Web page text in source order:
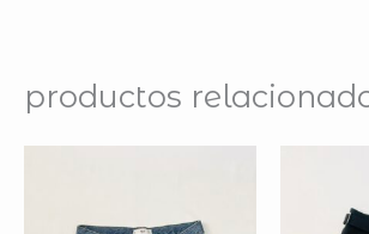
productos